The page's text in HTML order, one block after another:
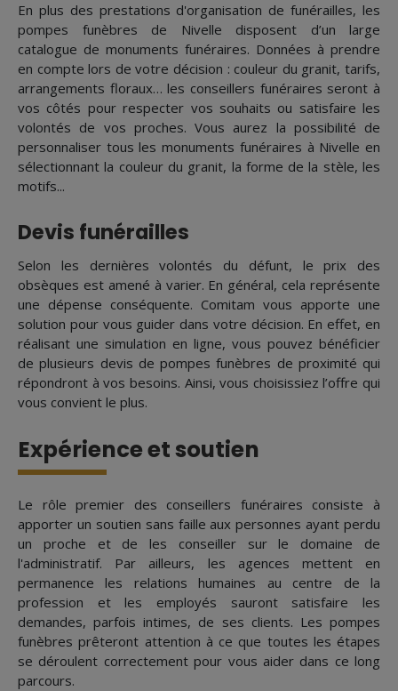
En plus des prestations d'organisation de funérailles, les
pompes funèbres de Nivelle disposent d’un large
catalogue de monuments funéraires. Données à prendre
en compte lors de votre décision : couleur du granit, tarifs,
arrangements floraux… les conseillers funéraires seront à
vos côtés pour respecter vos souhaits ou satisfaire les
volontés de vos proches. Vous aurez la possibilité de
personnaliser tous les monuments funéraires à Nivelle en
sélectionnant la couleur du granit, la forme de la stèle, les
motifs...
Devis funérailles
Selon les dernières volontés du défunt, le prix des
obsèques est amené à varier. En général, cela représente
une dépense conséquente. Comitam vous apporte une
solution pour vous guider dans votre décision. En effet, en
réalisant une simulation en ligne, vous pouvez bénéficier
de plusieurs devis de pompes funèbres de proximité qui
répondront à vos besoins. Ainsi, vous choisissiez l’offre qui
vous convient le plus.
Expérience et soutien
Le rôle premier des conseillers funéraires consiste à
apporter un soutien sans faille aux personnes ayant perdu
un proche et de les conseiller sur le domaine de
l'administratif. Par ailleurs, les agences mettent en
permanence les relations humaines au centre de la
profession et les employés sauront satisfaire les
demandes, parfois intimes, de ses clients. Les pompes
funèbres prêteront attention à ce que toutes les étapes
se déroulent correctement pour vous aider dans ce long
parcours.